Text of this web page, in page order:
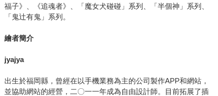
福子》、《追魂者》、「魔女犬碰碰」系列、「半個神」系列、
「鬼辻有鬼」系列。
繪者簡介
jyajya
出生於福岡縣，曾經在以手機業務為主的公司製作APP和網站，
並協助網站的經營，二〇一一年成為自由設計師。目前拓展了插